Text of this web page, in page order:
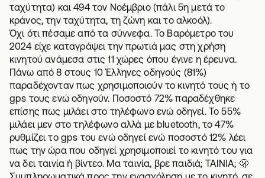
ταχύτητα) και 494 τον Νοέμβριο (πάλι 5η μετά το
κράνος, την ταχύτητα, τη ζώνη και το αλκοόλ).
Όχι ότι πέσαμε από τα σύννεφα. Το Βαρόμετρο του
2024 είχε καταγράψει την πρωτιά μας στη χρήση
κινητού ανάμεσα στις 11 χώρες όπου έγινε η έρευνα.
Πάνω από 8 στους 10 Έλληνες οδηγούς (81%)
παραδέχονταν πως χρησιμοποιούν το κινητό τους ή το
gps τους ενώ οδηγούν. Ποσοστό 72% παραδέχθηκε
επίσης πως μιλάει στο τηλέφωνο ενώ οδηγεί. Το 55%
μιλάει μεν στο τηλέφωνο αλλά με bluetooth, το 47%
ρυθμίζει το gps του ενώ οδηγεί ενώ ποσοστό 12% λέει
πως την ώρα που οδηγεί χρησιμοποιεί το κινητό του για
να δει ταινία ή βίντεο. Μα ταινία, βρε παιδιά; ΤΑΙΝΙΑ; 🫢